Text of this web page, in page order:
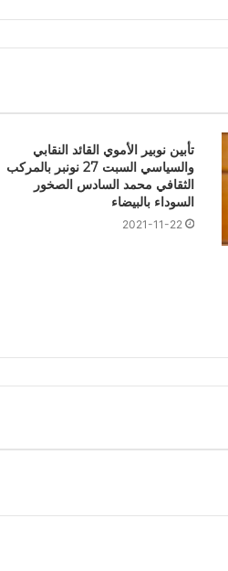
تأبين نوبير الأموي القائد النقابي
والسياسي السبت 27 نونبر بالمركب
الثقافي محمد السادس الصخور
السوداء بالبيضاء
2021-11-22